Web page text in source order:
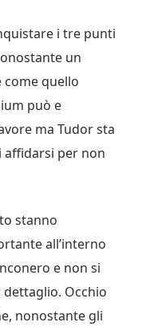
i tre punti
un
quello
può e
ma Tudor sta
per non
stanno
all’interno
e non si
Occhio
nonostante gli